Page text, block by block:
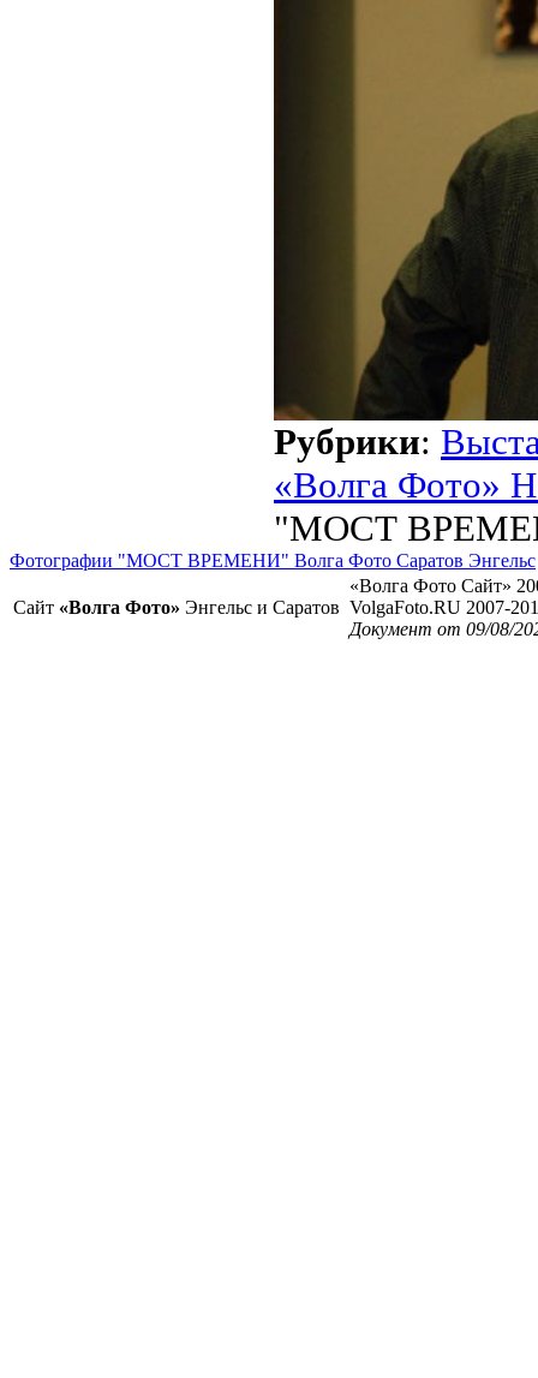
Рубрики:
«Волга Фото»
"МОСТ
Фотографии "МОСТ ВРЕМЕНИ" Волга Фото Саратов Энгельс
Сайт «Волга Фото» Энгельс и Саратов
«Волга Фото Сайт»
VolgaFoto.RU 2007-
Документ от 09/08/